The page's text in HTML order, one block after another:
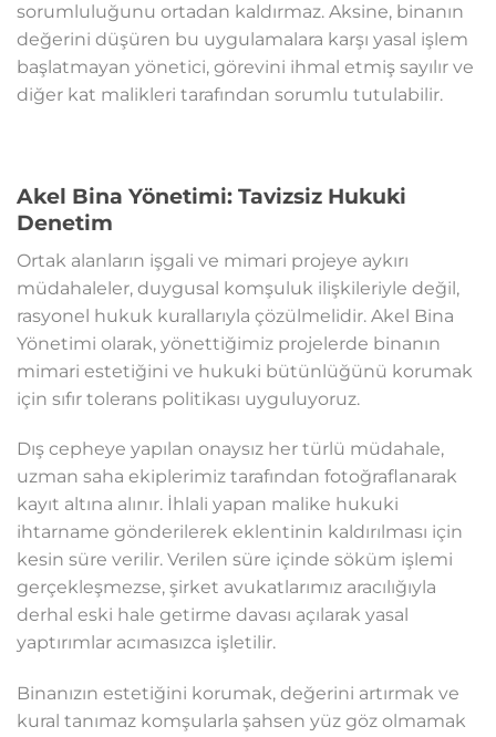
sorumluluğunu ortadan kaldırmaz. Aksine, binanın
değerini düşüren bu uygulamalara karşı yasal işlem
başlatmayan yönetici, görevini ihmal etmiş sayılır ve
diğer kat malikleri tarafından sorumlu tutulabilir.
Akel Bina Yönetimi: Tavizsiz Hukuki
Denetim
Ortak alanların işgali ve mimari projeye aykırı
müdahaleler, duygusal komşuluk ilişkileriyle değil,
rasyonel hukuk kurallarıyla çözülmelidir. Akel Bina
Yönetimi olarak, yönettiğimiz projelerde binanın
mimari estetiğini ve hukuki bütünlüğünü korumak
için sıfır tolerans politikası uyguluyoruz.
Dış cepheye yapılan onaysız her türlü müdahale,
uzman saha ekiplerimiz tarafından fotoğraflanarak
kayıt altına alınır. İhlali yapan malike hukuki
ihtarname gönderilerek eklentinin kaldırılması için
kesin süre verilir. Verilen süre içinde söküm işlemi
gerçekleşmezse, şirket avukatlarımız aracılığıyla
derhal eski hale getirme davası açılarak yasal
yaptırımlar acımasızca işletilir.
Binanızın estetiğini korumak, değerini artırmak ve
kural tanımaz komşularla şahsen yüz göz olmamak